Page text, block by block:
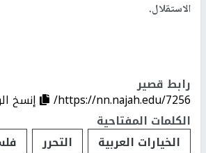
الاستقلال.
رابط قصير
https://nn.najah.edu/7256/
إنسخ
الكلمات المفتاحية
الخيارات العربية
التحرر